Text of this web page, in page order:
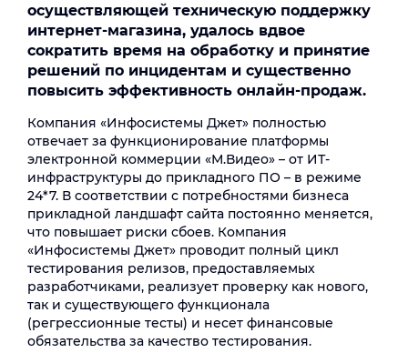
осуществляющей техническую поддержку
интернет-магазина, удалось вдвое
сократить время на обработку и принятие
решений по инцидентам и существенно
повысить эффективность онлайн-продаж.
Компания «Инфосистемы Джет» полностью
отвечает за функционирование платформы
электронной коммерции «М.Видео» – от ИТ-
инфраструктуры до прикладного ПО – в режиме
24*7. В соответствии с потребностями бизнеса
прикладной ландшафт сайта постоянно меняется,
что повышает риски сбоев. Компания
«Инфосистемы Джет» проводит полный цикл
тестирования релизов, предоставляемых
разработчиками, реализует проверку как нового,
так и существующего функционала
(регрессионные тесты) и несет финансовые
обязательства за качество тестирования.